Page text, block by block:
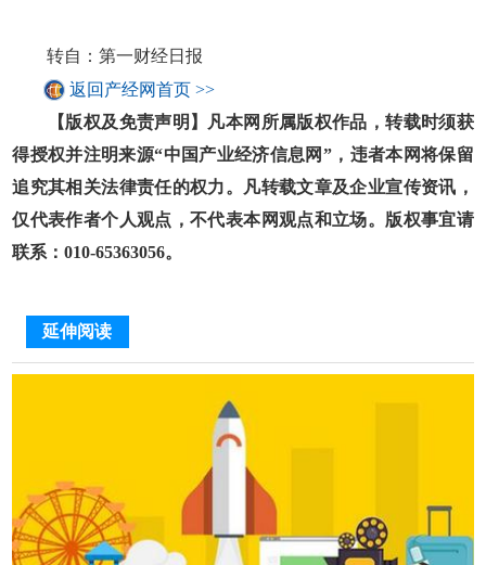
转自：第一财经日报
返回产经网首页 >>
【版权及免责声明】凡本网所属版权作品，转载时须获
得授权并注明来源“中国产业经济信息网”，违者本网将保留
追究其相关法律责任的权力。凡转载文章及企业宣传资讯，
仅代表作者个人观点，不代表本网观点和立场。版权事宜请
联系：010-65363056。
延伸阅读